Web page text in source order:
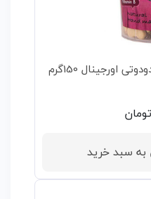
150گرم
تومان
به سبد خرید